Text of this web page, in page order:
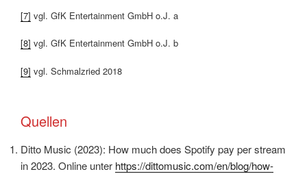
[7] vgl. GfK Entertainment GmbH o.J. a
[8] vgl. GfK Entertainment GmbH o.J. b
[9] vgl. Schmalzried 2018
Quellen
Ditto Music (2023): How much does Spotify pay per stream
in 2023. Online unter https://dittomusic.com/en/blog/how-